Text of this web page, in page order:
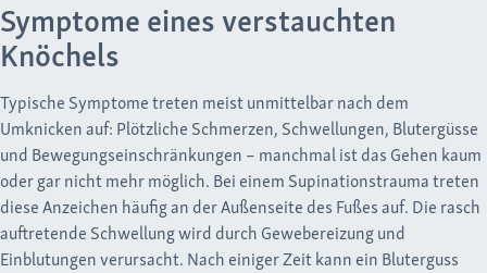
Symptome eines verstauchten
Knöchels
Typische Symptome treten meist unmittelbar nach dem
Umknicken auf: Plötzliche Schmerzen, Schwellungen, Blutergüsse
und Bewegungseinschränkungen – manchmal ist das Gehen kaum
oder gar nicht mehr möglich. Bei einem Supinationstrauma treten
diese Anzeichen häufig an der Außenseite des Fußes auf. Die rasch
auftretende Schwellung wird durch Gewebereizung und
Einblutungen verursacht. Nach einiger Zeit kann ein Bluterguss